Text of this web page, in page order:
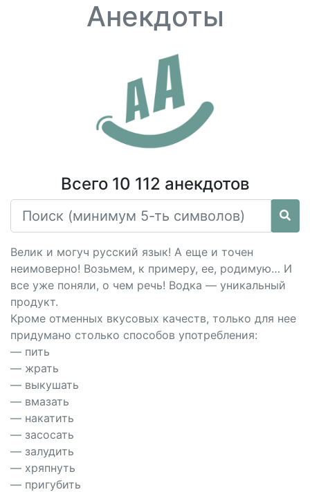
Анекдоты
Всего 10 112 анекдотов
Велик и могуч русский язык! А еще и точен
неимоверно! Возьмем, к примеру, ее, родимую… И
все уже поняли, о чем речь! Водка — уникальный
продукт.
Кроме отменных вкусовых качеств, только для нее
придумано столько способов употребления:
— пить
— жрать
— выкушать
— вмазать
— накатить
— засосать
— залудить
— хряпнуть
— пригубить